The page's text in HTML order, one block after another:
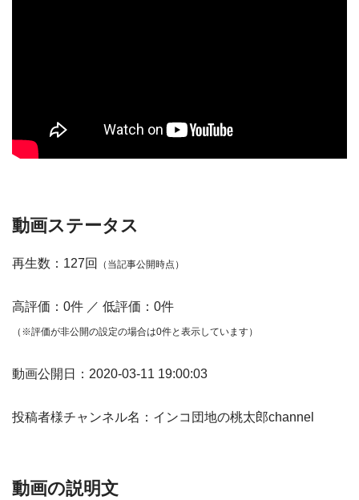
動画ステータス
再生数：127回 （当記事公開時点）
高評価：0件 ／ 低評価：0件
（※評価が非公開の設定の場合は0件と表示しています）
動画公開日：2020-03-11 19:00:03
投稿者様チャンネル名：インコ団地の桃太郎channel
動画の説明文